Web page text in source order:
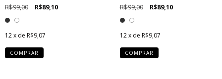
R$99,00 R$89,10
12x de R$9,07
COMPRAR
R$99,00 R$89,10
12 x de R$9,07
COMPRAR